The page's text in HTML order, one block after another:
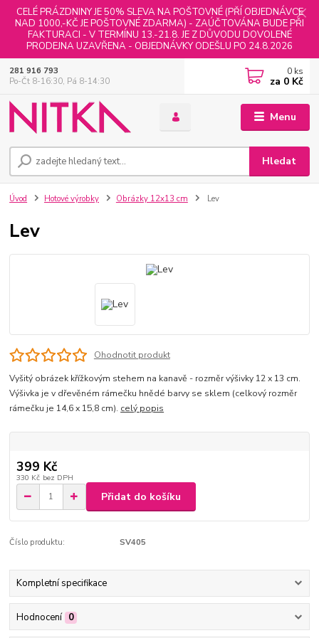
CELÉ PRÁZDNINY JE 50% SLEVA NA POŠTOVNÉ (PŘÍ OBJEDNÁVCE
NAD 1000,-KČ JE POŠTOVNÉ ZDARMA) - ZAÚČTOVÁNA BUDE PŘI
FAKTURACI - V TERMÍNU 13.-21.8. JE Z DŮVODU DOVOLENÉ
PRODEJNA UZAVŘENA - OBJEDNÁVKY ODEŠLU PO 24.8.2026
Menu
Hledat
281 916 793
Po-Čt 8-16:30, Pá 8-14:30
0 ks
za 0 Kč
Úvod Hotové výrobky Obrázky 12x13 cm Lev
Lev
Ohodnotit produkt
Vyšitý obrázek křížkovým stehem na kanavě - rozměr výšivky 12 x 13 cm.
Výšivka je v dřevěném rámečku hnědé barvy se sklem (celkový rozměr
rámečku je 14,6 x 15,8 cm). celý popis
399 Kč
330 Kč bez DPH
Přidat do košíku
Číslo produktu: SV405
Kompletní specifikace
Hodnocení 0